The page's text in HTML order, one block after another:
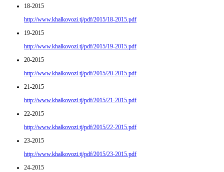
18-2015
http://www.khalkovozi.tj/pdf/2015/18-2015.pdf
19-2015
http://www.khalkovozi.tj/pdf/2015/19-2015.pdf
20-2015
http://www.khalkovozi.tj/pdf/2015/20-2015.pdf
21-2015
http://www.khalkovozi.tj/pdf/2015/21-2015.pdf
22-2015
http://www.khalkovozi.tj/pdf/2015/22-2015.pdf
23-2015
http://www.khalkovozi.tj/pdf/2015/23-2015.pdf
24-2015